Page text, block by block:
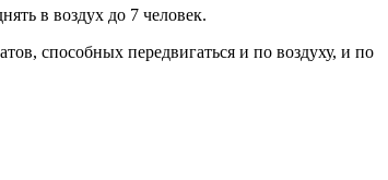
в воздух до 7 человек.
способных передвигаться и по воздуху, и по